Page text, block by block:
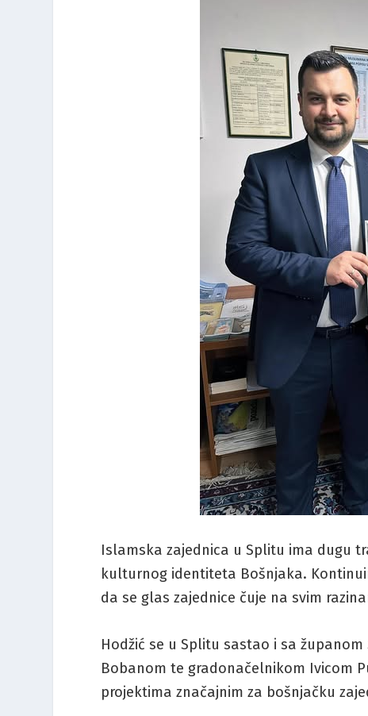
Islamska zajednica u Splitu ima dugu
kulturnog identiteta Bošnjaka.
da se glas zajednice čuje na svim
Hodžić se u Splitu sastao i sa
Bobanom te gradonačelnikom Ivicom
projektima značajnim za bošnjačku